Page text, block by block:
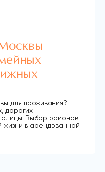
для проживания?
дорогих
Выбор районов,
жизни в арендованной